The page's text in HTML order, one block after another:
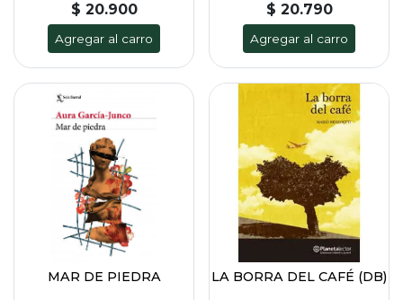
$ 20.900
Agregar al carro
$ 20.790
Agregar al carro
MAR DE PIEDRA LA BORRA DEL CAFÉ (DB)